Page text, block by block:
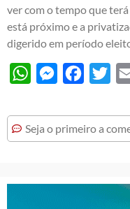
ver com o tempo que
está próximo e a
digerido em período
WhatsAppMessengerFacebook
Seja o primeiro a